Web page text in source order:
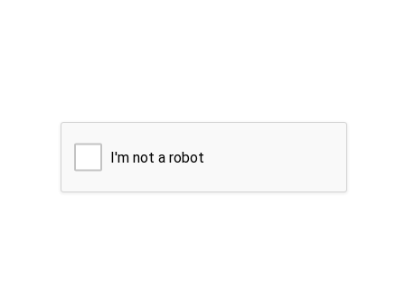
I'm not a robot